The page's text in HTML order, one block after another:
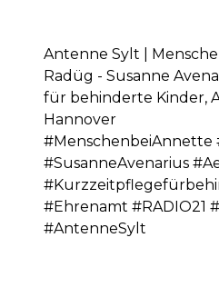
Antenne Sylt |
Radüg - Susanne
für behinderte Kinder,
Hannover
#MenschenbeiAnnette
#SusanneAvenarius
#Ehrenamt #RADIO21
#AntenneSylt